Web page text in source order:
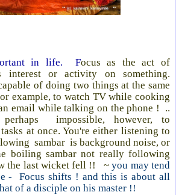
in life. Focus as the act of
interest or activity on something.
of doing two things at the same
example, to watch TV while cooking
email while talking on the phone ! ..
impossible, however, to
at once. You're either listening to
sambar is background noise, or
boiling sambar not really following
the last wicket fell !! ~you may tend
- Focus shifts ! and this is about all
of a disciple on his master !!